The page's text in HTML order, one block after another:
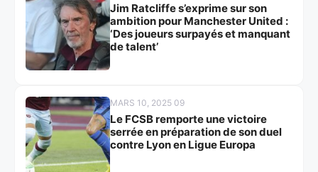
Jim Ratcliffe s’exprime sur son
ambition pour Manchester United :
‘Des joueurs surpayés et manquant
de talent’
MARS 10, 2025 09
Le FCSB remporte une victoire
serrée en préparation de son duel
contre Lyon en Ligue Europa